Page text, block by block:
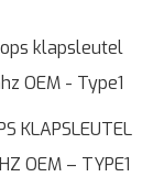
KLAPSLEUTEL
OEM – TYPE1